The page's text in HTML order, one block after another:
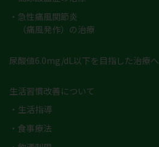
・急性痛風関節炎
（痛風発作）の治療
尿酸値6.0mg/dL以下を目指した治療へ
生活習慣改善について
・生活指導
・食事療法